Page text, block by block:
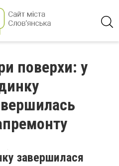
поверхи: у
завершилася